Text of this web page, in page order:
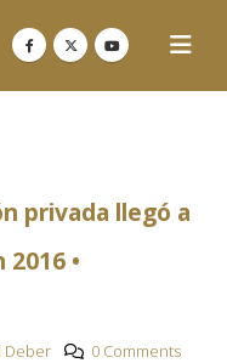
privada llegó a
•
Deber
0 Comments